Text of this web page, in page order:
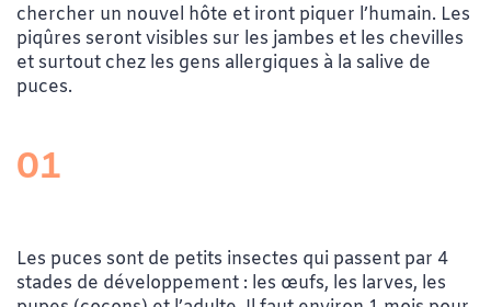
chercher un nouvel hôte et iront piquer l’humain. Les
piqûres seront visibles sur les jambes et les chevilles
et surtout chez les gens allergiques à la salive de
puces.
01
Les puces sont de petits insectes qui passent par 4
stades de développement : les œufs, les larves, les